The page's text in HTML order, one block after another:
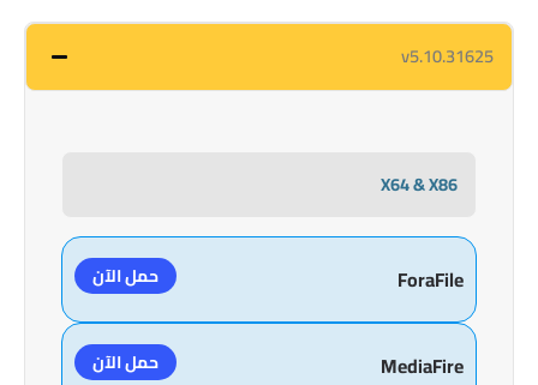
v5.10.31625
X64 & X86
ForaFile حمل الآن
MediaFire حمل الآن